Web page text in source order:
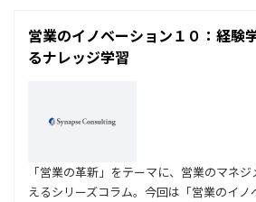
営業のイノベーション１０：経験
るナレッジ学習
「営業の革新」をテーマに、営業のマネ
えるシリーズコラム。今回は「営業のイノ